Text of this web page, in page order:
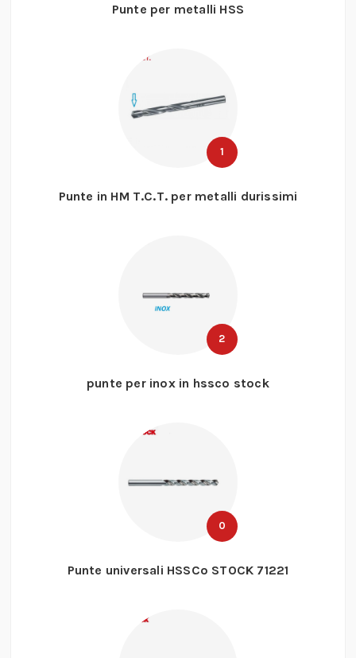
Punte per metalli HSS
1
Punte in HM T.C.T. per metalli durissimi
2
punte per inox in hssco stock
0
Punte universali HSSCo STOCK 71221